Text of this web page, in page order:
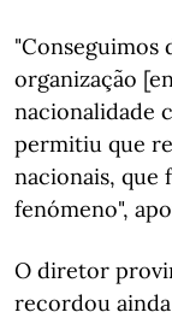
"Conseguimos
organização
nacionalidade
permitiu que
nacionais, que
fenómeno",
O diretor
recordou ainda